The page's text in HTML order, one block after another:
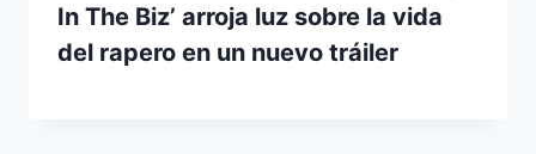
In The Biz’ arroja luz sobre la vida
del rapero en un nuevo tráiler